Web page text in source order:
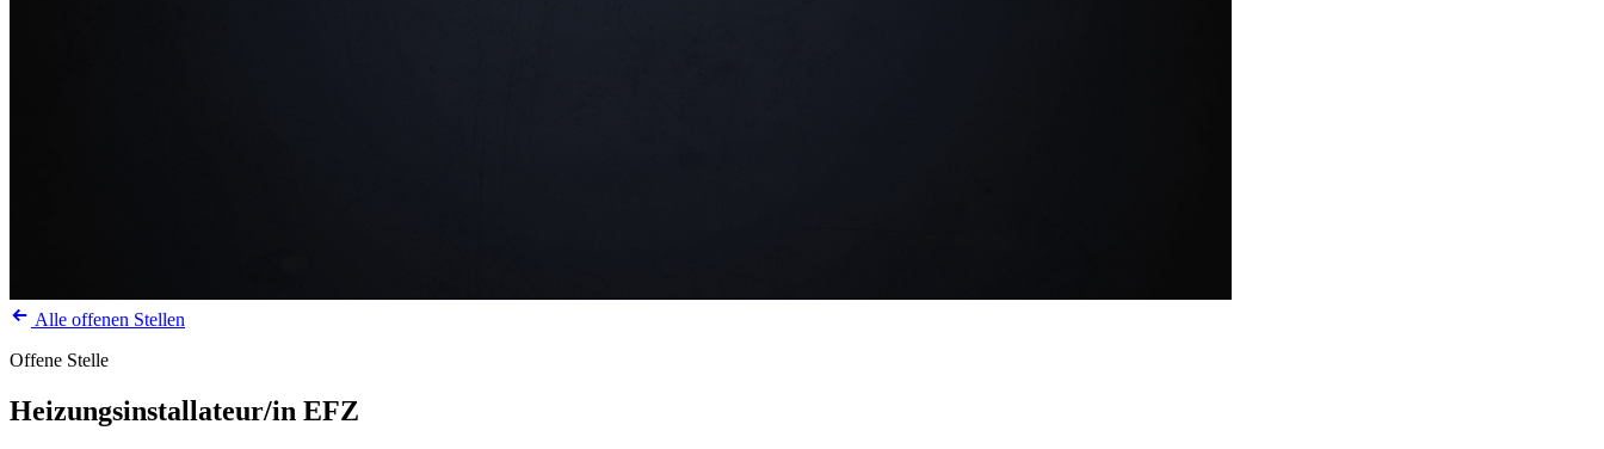
Alle offenen Stellen
Offene Stelle
Heizungsinstallateur/in EFZ